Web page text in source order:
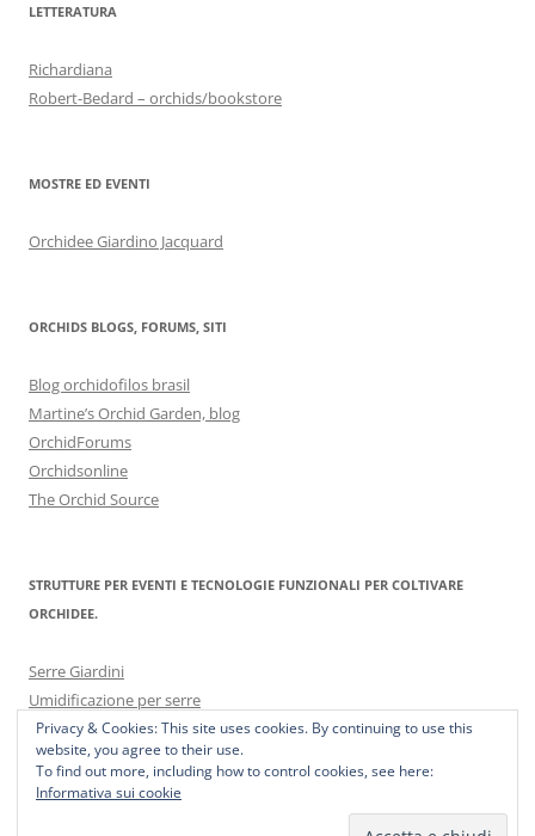
LETTERATURA
Richardiana
Robert-Bedard – orchids/bookstore
MOSTRE ED EVENTI
Orchidee Giardino Jacquard
ORCHIDS BLOGS, FORUMS, SITI
Blog orchidofilos brasil
Martine’s Orchid Garden, blog
OrchidForums
Orchidsonline
The Orchid Source
STRUTTURE PER EVENTI E TECNOLOGIE FUNZIONALI PER COLTIVARE
ORCHIDEE.
Serre Giardini
Umidificazione per serre
Privacy & Cookies: This site uses cookies. By continuing to use this
website, you agree to their use.
To find out more, including how to control cookies, see here:
Informativa sui cookie